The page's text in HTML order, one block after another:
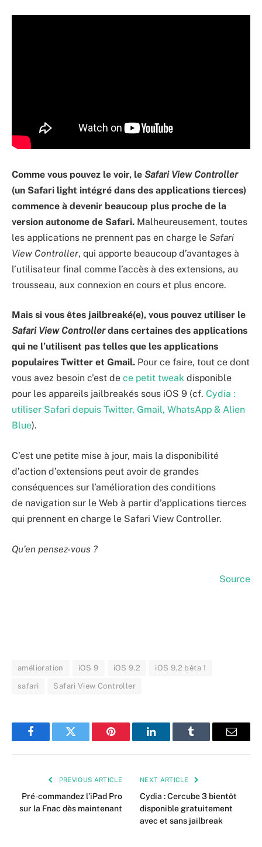
Comme vous pouvez le voir, le Safari View Controller
(un Safari light intégré dans des applications tierces)
commence à devenir beaucoup plus proche de la
version autonome de Safari. Malheureusement, toutes
les applications ne prennent pas en charge le Safari
View Controller, qui apporte beaucoup d’avantages à
l’utilisateur final comme l’accès à des extensions, au
trousseau, aux connexion en cours et plus encore.
Mais si vous êtes jailbreaké(e), vous pouvez utiliser le
Safari View Controllerdans certaines des applications
qui ne l’utilisent pas telles que les applications
populaires Twitter et Gmail. Pour ce faire, tout ce dont
vous avez besoin c’est de ce petit tweak disponible
pour les appareils jailbreakés sous iOS 9 (cf. Cydia :
utiliser Safari depuis Twitter, Gmail, WhatsApp & Alien
Blue).
C’est une petite mise à jour, mais la disponibilité
d’action d’extensions peut avoir de grandes
conséquences sur l’amélioration des conditions
de navigation sur le Web à partir d’applications tierces
qui prennent en charge le Safari View Controller.
Qu’en pensez-vous ?
Source
amélioration iOS 9 iOS 9.2 iOS 9.2 bêta 1
safari Safari View Controller
FacebookTwitter Pinterest LinkedInTumblr Email
PREVIOUS ARTICLE
Pré-commandez l’iPad Pro
sur la Fnac dès maintenant
NEXT ARTICLE
Cydia : Cercube 3 bientôt
disponible gratuitement
avec et sans jailbreak